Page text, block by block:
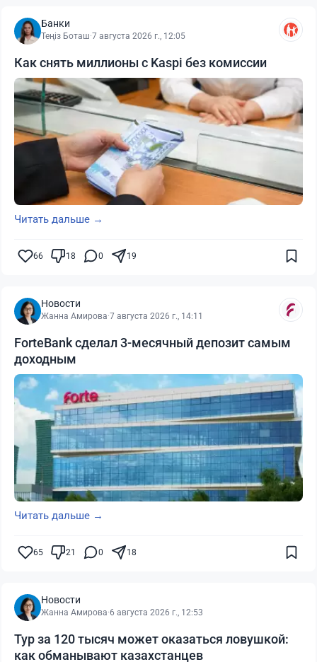
Банки
Теңіз Боташ·7 августа 2026 г., 12:05
Как снять миллионы с Kaspi без комиссии
Читать дальше →
66 18 0 19
Новости
Жанна Амирова·7 августа 2026 г., 14:11
ForteBank сделал 3-месячный депозит самым
доходным
Читать дальше →
65 21 0 18
Новости
Жанна Амирова·6 августа 2026 г., 12:53
Тур за 120 тысяч может оказаться ловушкой:
как обманывают казахстанцев